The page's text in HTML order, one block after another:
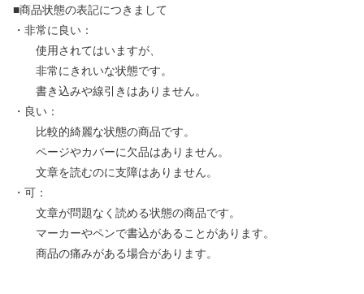
■商品状態の表記につきまして
・非常に良い：
使用されてはいますが、
非常にきれいな状態です。
書き込みや線引きはありません。
・良い：
比較的綺麗な状態の商品です。
ページやカバーに欠品はありません。
文章を読むのに支障はありません。
・可：
文章が問題なく読める状態の商品です。
マーカーやペンで書込があることがあります。
商品の痛みがある場合があります。